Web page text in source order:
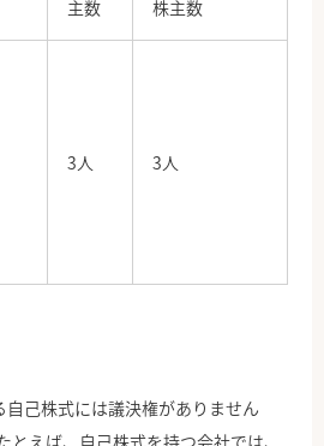
主数 株主数
3人 3人
己株式には議決権がありません